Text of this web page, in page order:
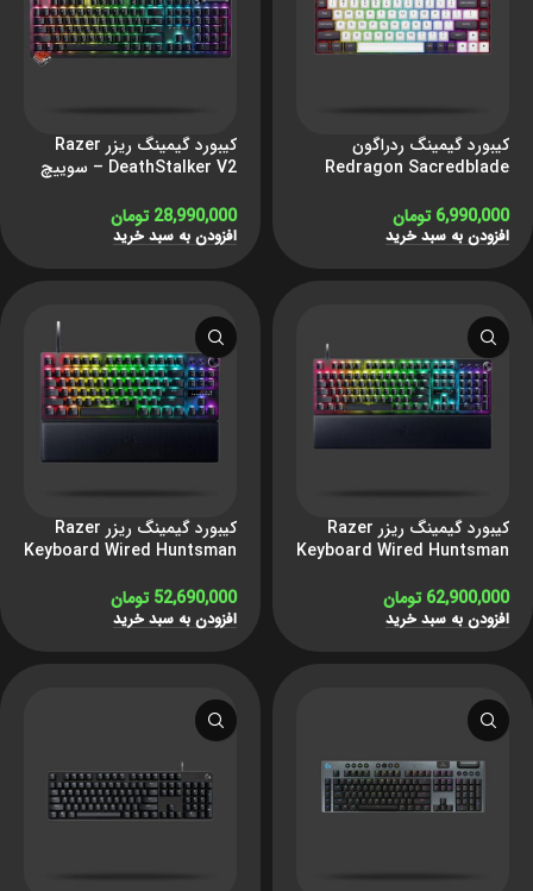
کیبورد گیمینگ ردراگون
Redragon Sacredblade
6,990,000 تومان
افزودن به سبد خرید
کیبورد گیمینگ ریزر Razer
DeathStalker V2 – سوییچ
28,990,000 تومان
افزودن به سبد خرید
کیبورد گیمینگ ریزر Razer
Keyboard Wired Huntsman
62,900,000 تومان
افزودن به سبد خرید
کیبورد گیمینگ ریزر Razer
Keyboard Wired Huntsman
52,690,000 تومان
افزودن به سبد خرید